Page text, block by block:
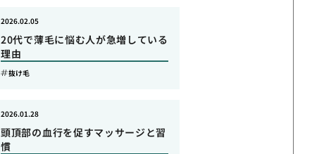
20代で薄毛に悩む人が急増している
理由
2026.02.05
抜け毛
頭頂部の血行を促すマッサージと習
慣
2026.01.28